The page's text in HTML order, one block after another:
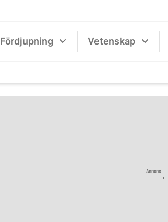
Fördjupning Vetenskap
Annons